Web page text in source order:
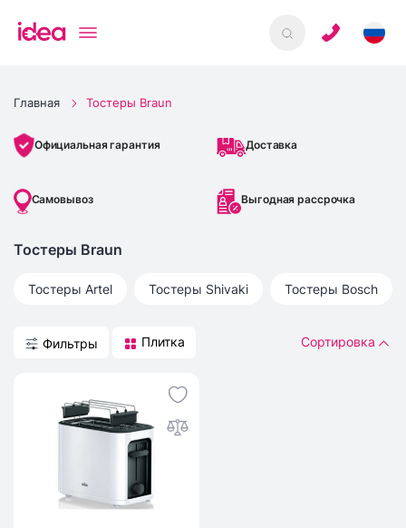
Главная Тостеры Braun
Официальная гарантия Доставка
Самовывоз Выгодная рассрочка
Тостеры Braun
Тостеры Artel Тостеры Shivaki Тостеры Bosch
Фильтры Плитка Сортировка